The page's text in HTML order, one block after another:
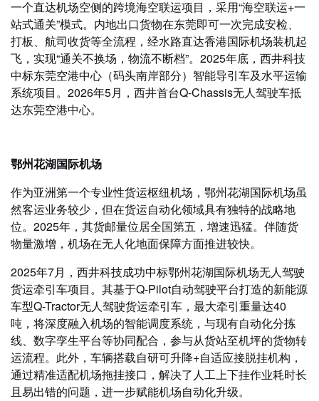
一个直达机场空侧的跨境海空联运项目，采用“海空联运+一
站式通关”模式。内地出口货物在东莞即可一次完成安检、
打板、航司收货等全流程，经水路直达香港国际机场装机起
飞，实现“通关不换场，物流不断档”。2025年底，西井科技
中标东莞空港中心（码头南岸部分）智能导引车及水平运输
系统项目。2026年5月，西井首台Q-Chassis无人驾驶车抵
达东莞空港中心。
鄂州花湖国际机场
作为亚洲第一个专业性货运枢纽机场，鄂州花湖国际机场虽
然客运业务较少，但在货运自动化领域具有独特的战略地
位。2025年，其货邮量位居全国第五，增速迅猛。伴随货
物量激增，机场在无人化地面保障方面推进较快。
2025年7月，西井科技成功中标鄂州花湖国际机场无人驾驶
货运牵引车项目。其基于Q-Pilot自动驾驶平台打造的新能源
车型Q-Tractor无人驾驶货运牵引车，最大牵引重量达40
吨，将深度融入机场的智能调度系统，与现有自动化分拣
线、数字孪生平台等协同配合，参与从货站至机坪的货物转
运流程。此外，车辆搭载自研可升降+自适应接脱挂机构，
通过精准适配机场拖挂接口，解决了人工上下挂作业耗时长
且易出错的问题，进一步赋能机场自动化升级。